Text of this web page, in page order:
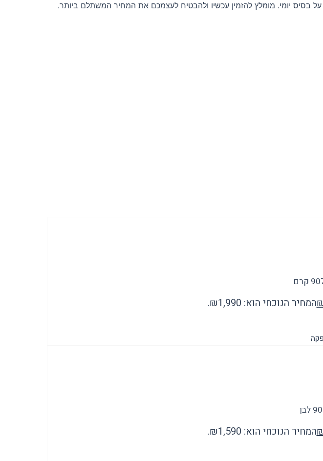
על בסיס יומי. מומלץ להזמין עכשיו ולהבטיח לעצמכם את המחיר המשתלם ביותר.
המחיר הנוכחי הוא: ₪1,990.
המחיר הנוכחי הוא: ₪1,590.